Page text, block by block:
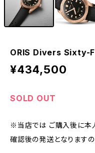
ORIS Divers Sixty-
¥434,500
SOLD OUT
※当店では ご購入後に本
確認後の発送となりますの